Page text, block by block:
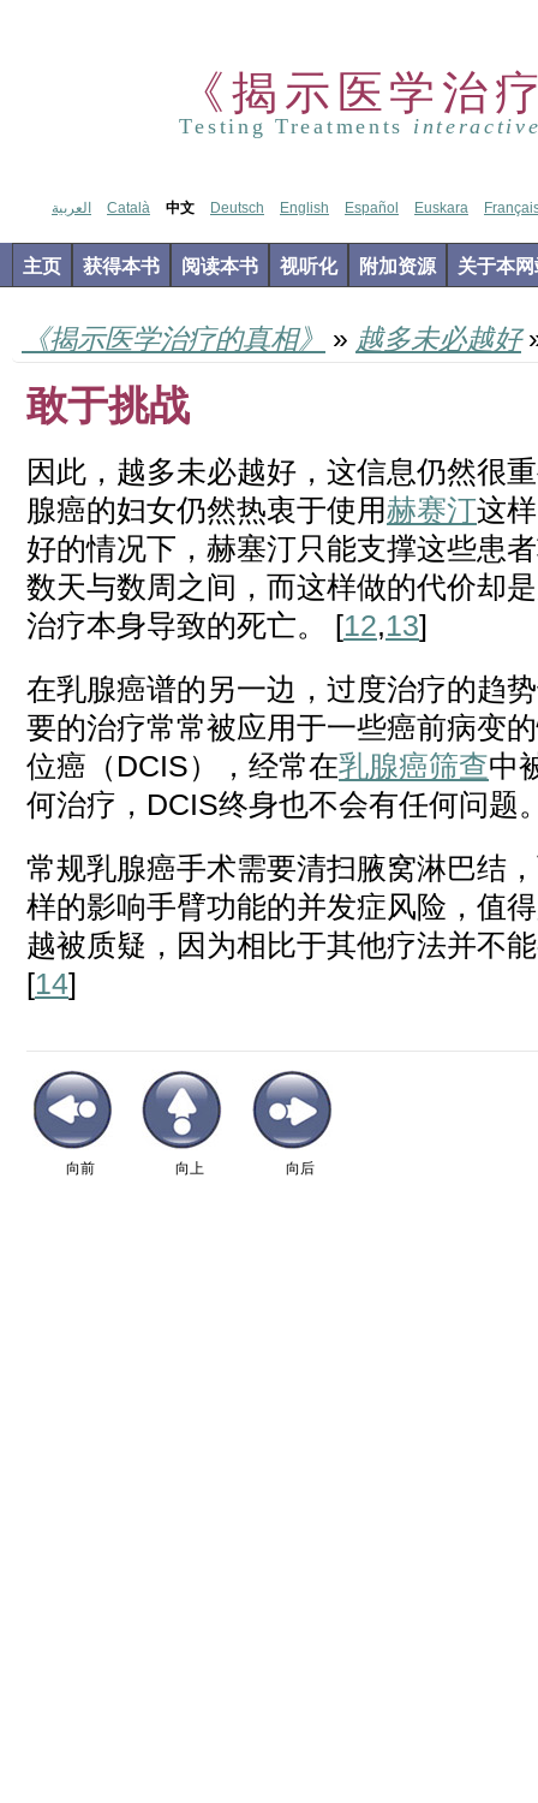
《揭示医学治
Testing Treatments
العربية Català 中文 Deutsch English Español Euskara
主页 获得本书 阅读本书 视听化 附加资源 关于本网
《揭示医学治疗的真相》 » 越多未必越好
敢于挑战
因此，越多未必越好，这信息仍然很
腺癌的妇女仍然热衷于使用赫赛汀这
好的情况下，赫塞汀只能支撑这些患
数天与数周之间，而这样做的代价却
治疗本身导致的死亡。 [12,13]
在乳腺癌谱的另一边，过度治疗的趋
要的治疗常常被应用于一些癌前病变
位癌（DCIS），经常在乳腺癌筛查中
何治疗，DCIS终身也不会有任何问题
常规乳腺癌手术需要清扫腋窝淋巴结
样的影响手臂功能的并发症风险，值
越被质疑，因为相比于其他疗法并不
[14]
向上
向前 向后